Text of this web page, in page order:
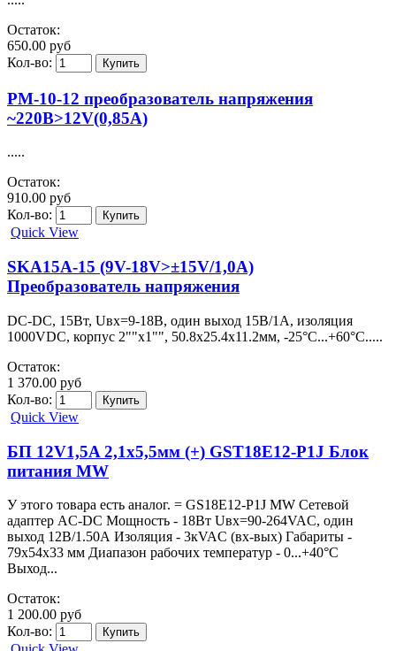
Остаток:
650.00 руб
Кол-во:
PM-10-12 преобразователь напряжения
~220В>12V(0,85A)
.....
Остаток:
910.00 руб
Кол-во:
Quick View
SKA15A-15 (9V-18V>±15V/1,0A)
Преобразователь напряжения
DC-DC, 15Вт, Uвх=9-18В, один выход 15В/1А, изоляция
1000VDC, корпус 2""х1"", 50.8х25.4х11.2мм, -25°С...+60°С.....
Остаток:
1 370.00 руб
Кол-во:
Quick View
БП 12V1,5A 2,1х5,5мм (+) GST18E12-P1J Блок
питания MW
У этого товара есть аналог. = GS18E12-P1J MW Сетевой
адаптер AC-DC Мощность - 18Вт Uвх=90-264VAC, один
выход 12В/1.50А Изоляция - 3кVAC (вх-вых) Габариты -
79х54х33 мм Диапазон рабочих температур - 0...+40°С
Выход...
Остаток:
1 200.00 руб
Кол-во: